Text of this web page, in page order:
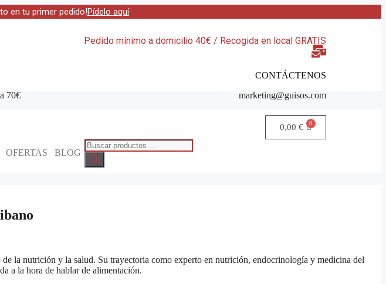
en tu primer pedido!Pídelo aquí
Pedido mínimo a domicilio 40€ / Recogida en local GRATIS
70€
CONTÁCTENOS
marketing@guisos.com
0,00€
OFERTAS BLOG
la nutrición y la salud. Su trayectoria como experto en nutrición, endocrinología y medicina del
a la hora de hablar de alimentación.